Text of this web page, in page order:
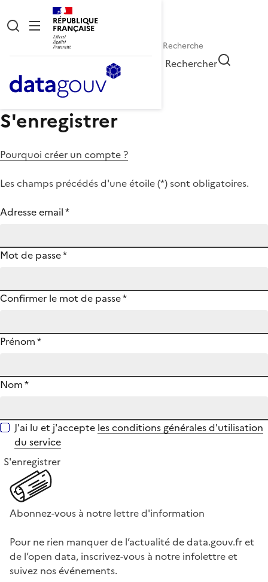
RÉPUBLIQUE
FRANÇAISE
Rechercher
S'enregistrer
Pourquoi créer un compte ?
Les champs précédés d'une étoile (*) sont obligatoires.
Adresse email*
Mot de passe*
Confirmer le mot de passe*
Prénom*
Nom*
J'ai lu et j'accepte les conditions générales d'utilisation
du service
S'enregistrer
Abonnez-vous à notre lettre d'information
Pour ne rien manquer de l’actualité de data.gouv.fr et
de l’open data, inscrivez-vous à notre infolettre et
suivez nos événements.